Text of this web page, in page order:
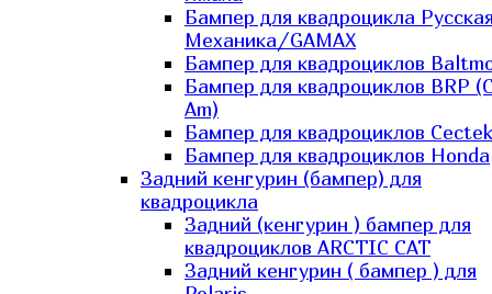
Бампер для квадроцикла
Механика/GAMAX
Бампер для квадроциклов
Бампер для квадроциклов BRP
Am)
Бампер для квадроциклов Cectek
Бампер для квадроциклов Honda
Задний кенгурин (бампер) для
квадроцикла
Задний (кенгурин ) бампер для
квадроциклов ARCTIC CAT
Задний кенгурин ( бампер ) для